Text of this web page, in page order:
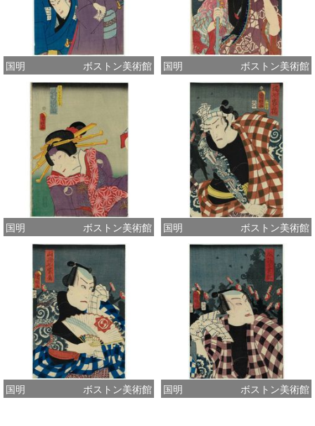
国明 ボストン美術館 国明 ボストン美術館
国明 ボストン美術館 国明 ボストン美術館
国明 ボストン美術館 国明 ボストン美術館